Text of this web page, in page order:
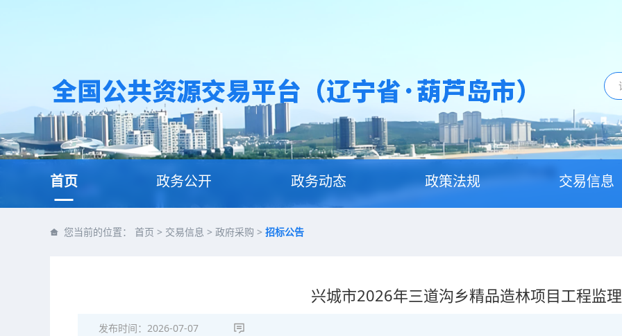
首页 政务公开 政务动态 政策法规 交易信息
您当前的位置： 首页 > 交易信息 > 政府采购 > 招标公告
兴城市2026年三道沟乡精品造林项目工程监理
发布时间： 2026-07-07